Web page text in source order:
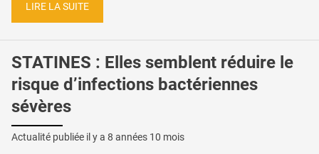
LIRE LA SUITE
STATINES : Elles semblent réduire le
risque d’infections bactériennes
sévères
Actualité publiée il y a 8 années 10 mois